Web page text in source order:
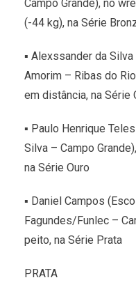
Campo Grande), no
(-44 kg), na Série
▪ Alexssander da
Amorim – Ribas do
em distância, na Série
▪ Paulo Henrique
Silva – Campo
na Série Ouro
▪ Daniel Campos
Fagundes/Funlec –
peito, na Série Prata
PRATA